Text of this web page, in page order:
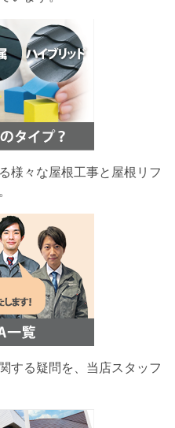
様々な屋根工事と屋根リフ
する疑問を、当店スタッフ